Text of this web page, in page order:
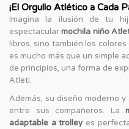
¡El Orgullo Atlético a Cada
Imagina la ilusión de tu
espectacularmochila niño
libros, sino también los
es mucho más que un simple
de principios, una forma de
Atleti.
Además, su diseño moderno
entre sus compañeros. La
adaptable a trolley es